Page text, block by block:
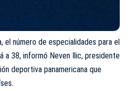
el número de especialidades para el
a 38, informó Neven Ilic, presidente
deportiva panamericana que